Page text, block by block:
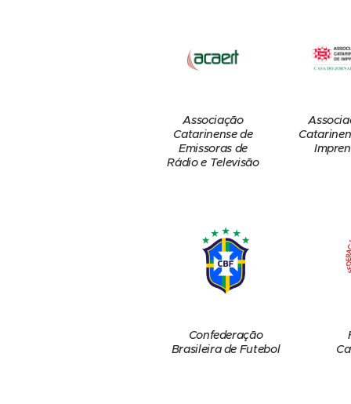
Associação
Catarinense de
Emissoras de
Rádio e Televisão
Confederação
Brasileira de Futebol